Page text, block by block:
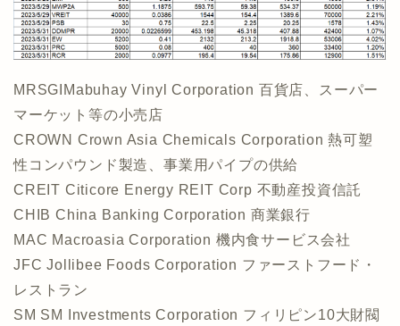
MRSGIMabuhay Vinyl Corporation 百貨店、スーパー
マーケット等の小売店
CROWN Crown Asia Chemicals Corporation 熱可塑
性コンパウンド製造、事業用パイプの供給
CREIT Citicore Energy REIT Corp 不動産投資信託
CHIB China Banking Corporation 商業銀行
MAC Macroasia Corporation 機内食サービス会社
JFC Jollibee Foods Corporation ファーストフード・
レストラン
SM SM Investments Corporation フィリピン10大財閥